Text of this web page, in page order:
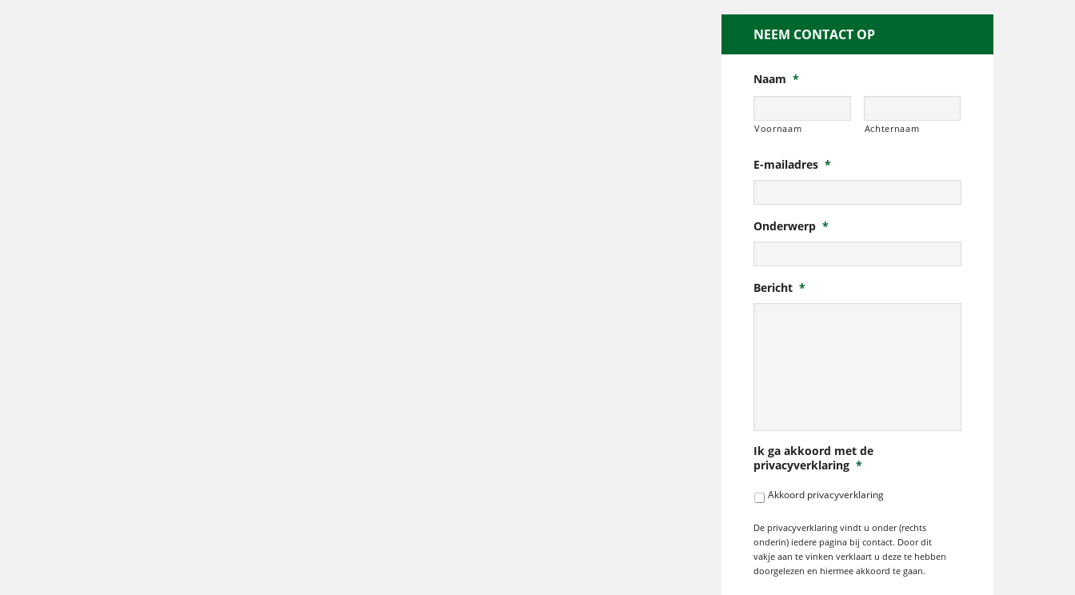
NEEM CONTACT OP
Naam *
Voornaam Achternaam
E-mailadres *
Onderwerp *
Bericht *
Ik ga akkoord met de
privacyverklaring *
Akkoord privacyverklaring
De privacyverklaring vindt u onder (rechts
onderin) iedere pagina bij contact. Door dit
vakje aan te vinken verklaart u deze te hebben
doorgelezen en hiermee akkoord te gaan.